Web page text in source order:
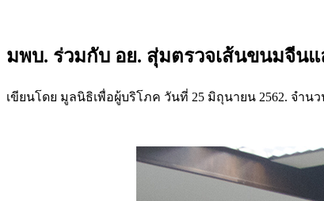
มพบ. ร่วมกับ อย. สุ่มตรวจเส้นขนมจีน
เขียนโดย มูลนิธิเพื่อผู้บริโภค วันที่ 25 มิถุนายน 2562. จำนว